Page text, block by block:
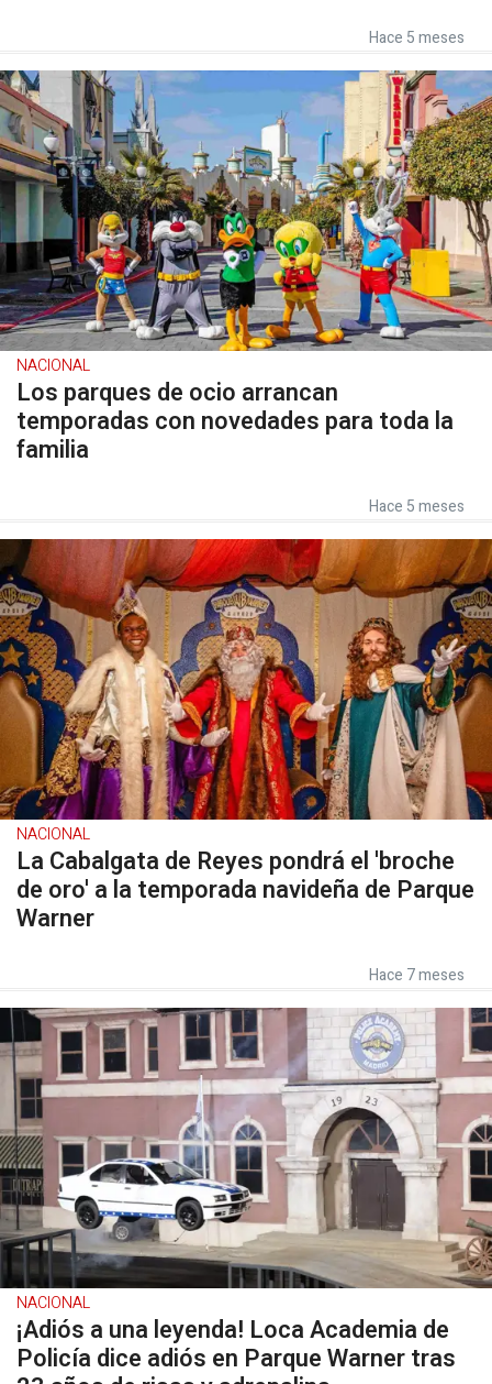
Hace 5 meses
NACIONAL
Los parques de ocio arrancan
temporadas con novedades para toda la
familia
Hace 5 meses
NACIONAL
La Cabalgata de Reyes pondrá el 'broche
de oro' a la temporada navideña de Parque
Warner
Hace 7 meses
NACIONAL
¡Adiós a una leyenda! Loca Academia de
Policía dice adiós en Parque Warner tras